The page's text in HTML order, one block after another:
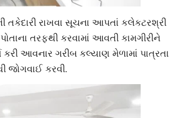
તકેદારી રાખવા સૂચના આપતાં કલેકટરશ્રી
તરફથી કરવામાં આવતી કામગીરીને
કરી આવનાર ગરીબ કલ્યાણ મેળામાં પાત્રતા
જોગવાઈ કરવી.